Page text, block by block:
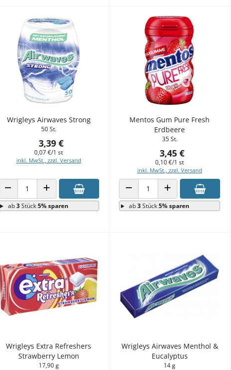
Wrigleys Airwaves Strong
50 St.
3,39 €
0,07 €/1 st
inkl. MwSt., zzgl. Versand
ANZAHL VERRINGERNANZAHL ERHÖHEN
ab3Stück5% sparen
Mentos Gum Pure Fresh
Erdbeere
35 St.
3,45 €
0,10 €/1 st
inkl. MwSt., zzgl. Versand
ANZAHL VERRINGERNANZAHL ERHÖHEN
ab3Stück5% sparen
Wrigleys Extra Refreshers
Strawberry Lemon
17,90 g
Wrigleys Airwaves Menthol &
Eucalyptus
14 g